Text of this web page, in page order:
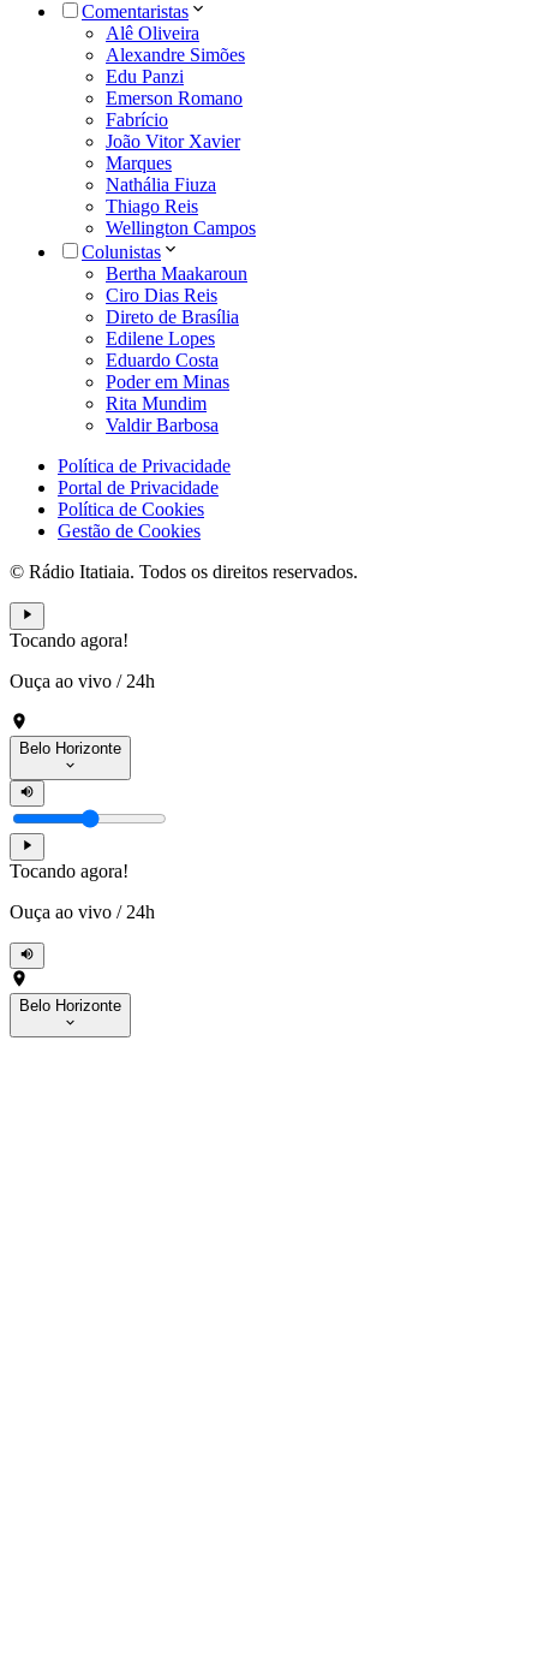
Comentaristas
Alê Oliveira
Alexandre Simões
Edu Panzi
Emerson Romano
Fabrício
João Vitor Xavier
Marques
Nathália Fiuza
Thiago Reis
Wellington Campos
Colunistas
Bertha Maakaroun
Ciro Dias Reis
Direto de Brasília
Edilene Lopes
Eduardo Costa
Poder em Minas
Rita Mundim
Valdir Barbosa
Política de Privacidade
Portal de Privacidade
Política de Cookies
Gestão de Cookies
© Rádio Itatiaia. Todos os direitos reservados.
Tocando agora!
Ouça ao vivo / 24h
Belo Horizonte
Tocando agora!
Ouça ao vivo / 24h
Belo Horizonte